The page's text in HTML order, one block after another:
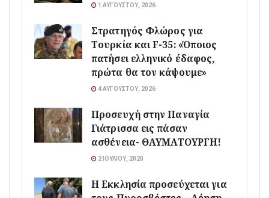
1 ΑΥΓΟΎΣΤΟΥ, 2026
Στρατηγός Φλώρος για
Τουρκία και F-35: «Όποιος
πατήσει ελληνικό έδαφος,
πρώτα θα τον κάψουμε»
4 ΑΥΓΟΎΣΤΟΥ, 2026
Προσευχή στην Παναγία
Γιάτρισσα εις πάσαν
ασθένεια- ΘΑΥΜΑΤΟΥΡΓΗ!
2 ΙΟΥΛΊΟΥ, 2020
Η Εκκλησία προσεύχεται για